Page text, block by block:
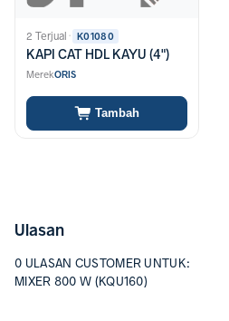
2 Terjual· K01080
KAPI CAT HDL KAYU (4")
MerekORIS
Tambah
Ulasan
0 ULASAN CUSTOMER UNTUK:
MIXER 800 W (KQU160)